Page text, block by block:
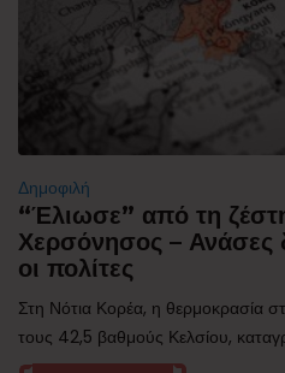
Δημοφιλή
“Έλιωσε” από τη
Χερσόνησος – Ανάσες
οι πολίτες
Στη Νότια Κορέα, η θερμοκρασία
τους 42,5 βαθμούς Κελσίου,